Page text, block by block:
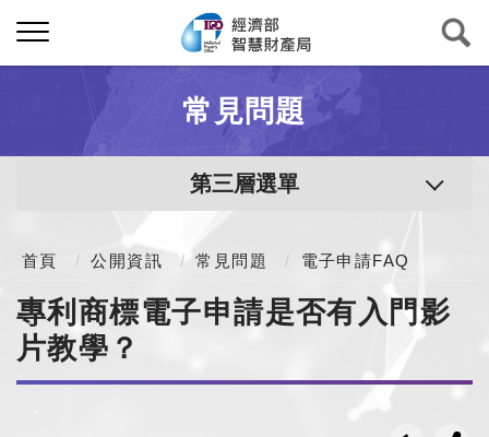
常見問題
第三層選單
首頁 公開資訊 常見問題 電子申請FAQ
專利商標電子申請是否有入門影
片教學？